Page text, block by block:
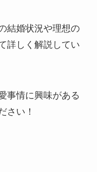
結婚状況や理想の
詳しく解説してい
事情に興味がある
さい！